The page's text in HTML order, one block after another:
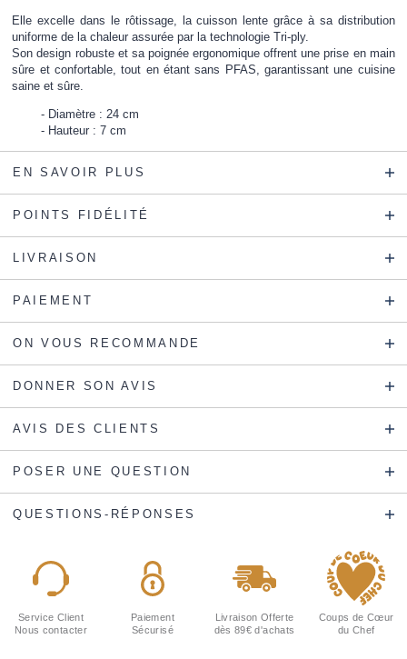
Elle excelle dans le rôtissage, la cuisson lente grâce à sa distribution
uniforme de la chaleur assurée par la technologie Tri-ply.
Son design robuste et sa poignée ergonomique offrent une prise en main
sûre et confortable, tout en étant sans PFAS, garantissant une cuisine
saine et sûre.
Diamètre : 24 cm
Hauteur : 7 cm
EN SAVOIR PLUS
POINTS FIDÉLITÉ
LIVRAISON
PAIEMENT
ON VOUS RECOMMANDE
DONNER SON AVIS
AVIS DES CLIENTS
POSER UNE QUESTION
QUESTIONS-RÉPONSES
Service Client
Nous contacter
Paiement
Sécurisé
Livraison Offerte
dès 89€ d'achats
Coups de Cœur
du Chef